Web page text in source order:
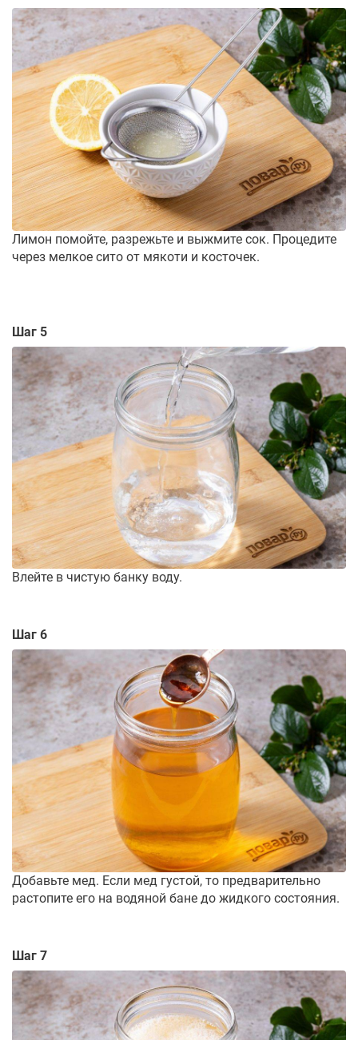
Лимон помойте, разрежьте и выжмите сок. Процедите
через мелкое сито от мякоти и косточек.
Шаг 5
Влейте в чистую банку воду.
Шаг 6
Добавьте мед. Если мед густой, то предварительно
растопите его на водяной бане до жидкого состояния.
Шаг 7